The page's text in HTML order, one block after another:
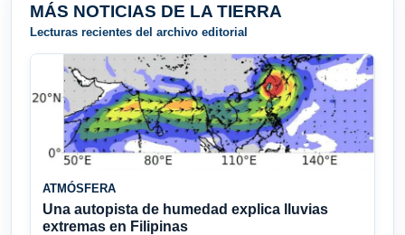
MÁS NOTICIAS DE LA TIERRA
Lecturas recientes del archivo editorial
ATMÓSFERA
Una autopista de humedad explica lluvias
extremas en Filipinas